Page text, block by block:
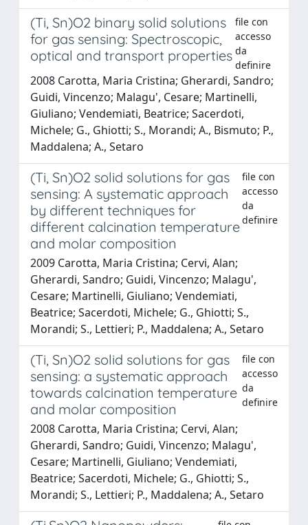
(Ti, Sn)O2 binary solid solutions
for gas sensing: Spectroscopic,
optical and transport properties
file con
accesso
da
definire
2008 Carotta, Maria Cristina; Gherardi, Sandro;
Guidi, Vincenzo; Malagu', Cesare; Martinelli,
Giuliano; Vendemiati, Beatrice; Sacerdoti,
Michele; G., Ghiotti; S., Morandi; A., Bismuto; P.,
Maddalena; A., Setaro
(Ti, Sn)O2 solid solutions for gas
sensing: A systematic approach
by different techniques for
different calcination temperature
and molar composition
file con
accesso
da
definire
2009 Carotta, Maria Cristina; Cervi, Alan;
Gherardi, Sandro; Guidi, Vincenzo; Malagu',
Cesare; Martinelli, Giuliano; Vendemiati,
Beatrice; Sacerdoti, Michele; G., Ghiotti; S.,
Morandi; S., Lettieri; P., Maddalena; A., Setaro
(Ti, Sn)O2 solid solutions for gas
sensing: a systematic approach
towards calcination temperature
and molar composition
file con
accesso
da
definire
2008 Carotta, Maria Cristina; Cervi, Alan;
Gherardi, Sandro; Guidi, Vincenzo; Malagu',
Cesare; Martinelli, Giuliano; Vendemiati,
Beatrice; Sacerdoti, Michele; G., Ghiotti; S.,
Morandi; S., Lettieri; P., Maddalena; A., Setaro